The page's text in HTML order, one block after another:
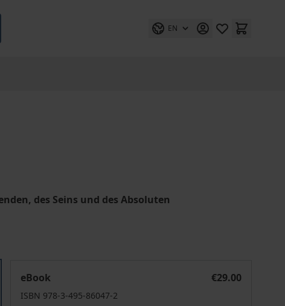
EN
des Seins und des Absoluten
eBook
€29.00
ISBN 978-3-495-86047-2